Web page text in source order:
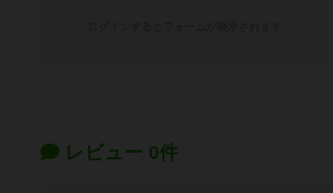
レビュー 0件